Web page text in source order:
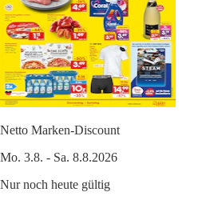
Netto Marken-Discount
Mo. 3.8. - Sa. 8.8.2026
Nur noch heute gültig